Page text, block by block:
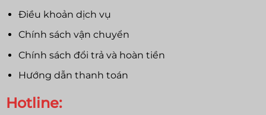
Điều khoản dịch vụ
Chính sách vận chuyển
Chính sách đổi trả và hoàn tiền
Hướng dẫn thanh toán
Hotline: